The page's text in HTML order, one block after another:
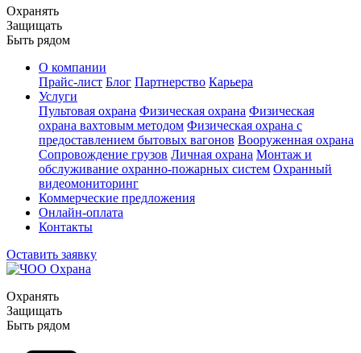
Охранять
Защищать
Быть рядом
О компании
Прайс-лист Блог Партнерство Карьера
Услуги
Пультовая охрана Физическая охрана Физическая
охрана вахтовым методом Физическая охрана с
предоставлением бытовых вагонов Вооруженная охрана
Сопровождение грузов Личная охрана Монтаж и
обслуживание охранно-пожарных систем Охранный
видеомониторинг
Коммерческие предложения
Онлайн-оплата
Контакты
Оставить заявку
Охранять
Защищать
Быть рядом